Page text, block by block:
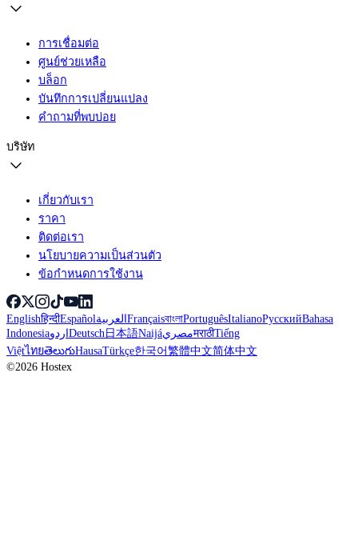
การเชื่อมต่อ
ศูนย์ช่วยเหลือ
บล็อก
บันทึกการเปลี่ยนแปลง
คำถามที่พบบ่อย
บริษัท
เกี่ยวกับเรา
ราคา
ติดต่อเรา
นโยบายความเป็นส่วนตัว
ข้อกำหนดการใช้งาน
Englishहिन्दीEspañolالعربيةFrançaisবাংলাPortuguêsItalianoРусскийBahasa
IndonesiaاردوDeutsch日本語NaijáمصريमराठीTiếng
ViệtไทยతెలుగుHausaTürkçe한국어繁體中文简体中文
©2026 Hostex